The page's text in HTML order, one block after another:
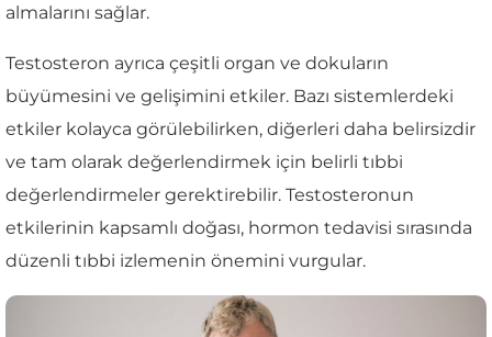
almalarını sağlar.
Testosteron ayrıca çeşitli organ ve dokuların
büyümesini ve gelişimini etkiler. Bazı sistemlerdeki
etkiler kolayca görülebilirken, diğerleri daha belirsizdir
ve tam olarak değerlendirmek için belirli tıbbi
değerlendirmeler gerektirebilir. Testosteronun
etkilerinin kapsamlı doğası, hormon tedavisi sırasında
düzenli tıbbi izlemenin önemini vurgular.